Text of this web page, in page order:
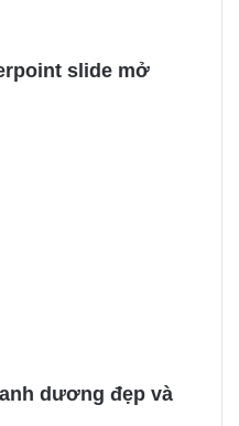
slide mở
dương đẹp và